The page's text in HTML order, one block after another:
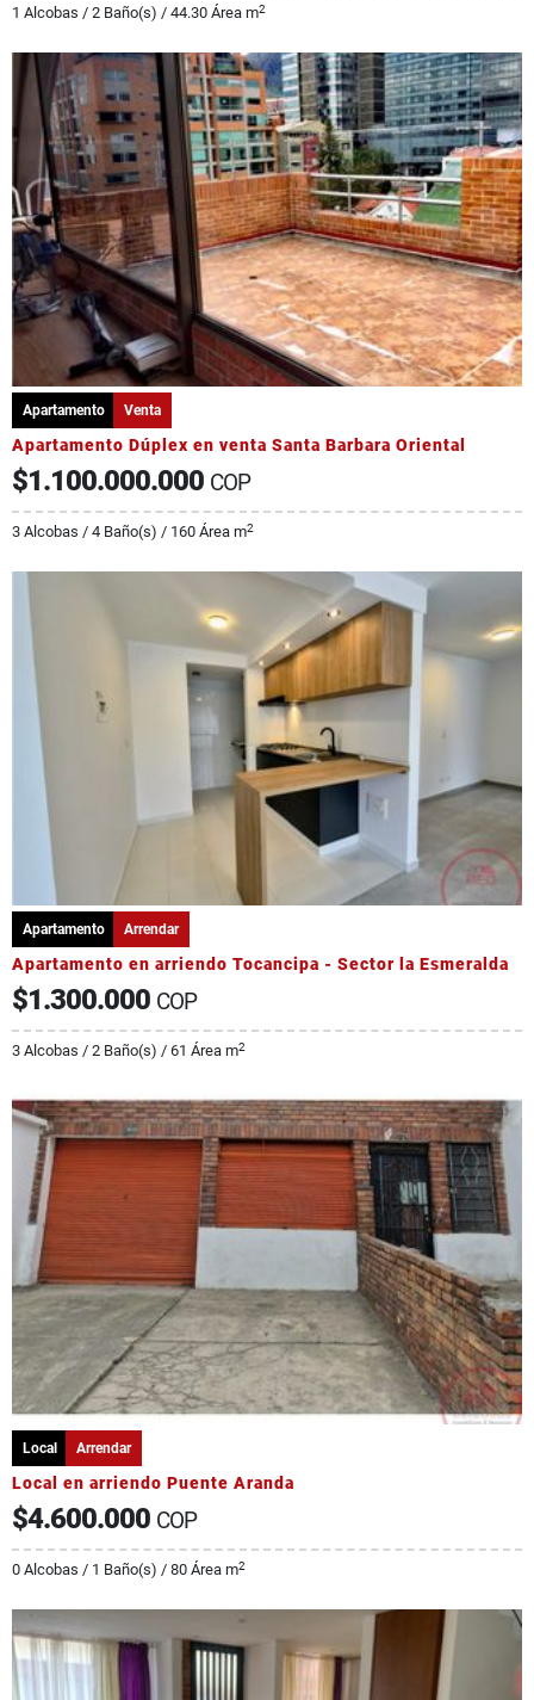
1 Alcobas / 2 Baño(s) / 44.30 Área m2
Apartamento Venta
Apartamento Dúplex en venta Santa Barbara Oriental
$1.100.000.000 COP
3 Alcobas / 4 Baño(s) / 160 Área m2
Apartamento Arrendar
Apartamento en arriendo Tocancipa - Sector la Esmeralda
$1.300.000 COP
3 Alcobas / 2 Baño(s) / 61 Área m2
Local Arrendar
Local en arriendo Puente Aranda
$4.600.000 COP
0 Alcobas / 1 Baño(s) / 80 Área m2